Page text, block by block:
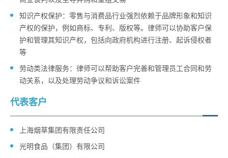
知识产权保护：零售与消费品行业强烈依赖于品牌形象和知识
产权的保护，例如商标、专利、版权等。律师可以协助客户保
护和管理其知识产权，包括向政府机构进行注册、起诉侵权者
等
劳动类法律服务：律师可以帮助客户完善和管理员工合同和劳
动关系，以及处理劳动争议和诉讼案件
代表客户
上海烟草集团有限责任公司
光明食品（集团）有限公司